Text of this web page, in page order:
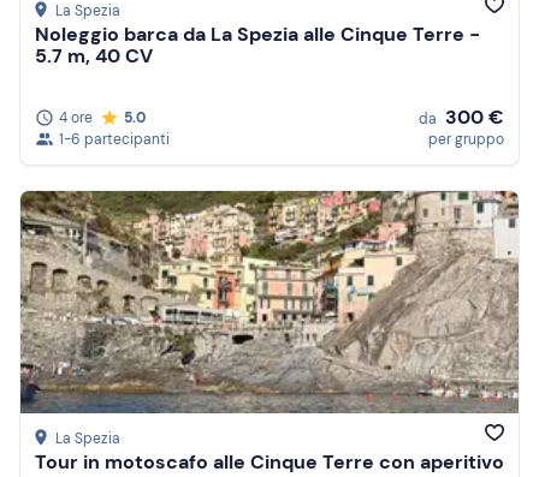
La Spezia
Noleggio barca da La Spezia alle Cinque Terre -
5.7 m, 40 CV
4 ore
5.0
1-6 partecipanti
da 300 €
per gruppo
La Spezia
Tour in motoscafo alle Cinque Terre con aperitivo